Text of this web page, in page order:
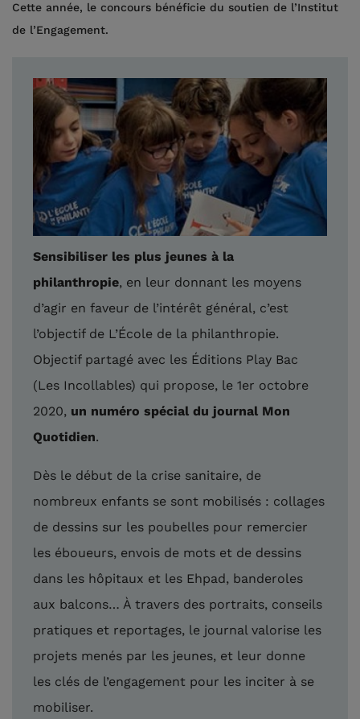
Cette année, le concours bénéficie du soutien de l’Institut
de l’Engagement.
Sensibiliser les plus jeunes à la
philanthropie, en leur donnant les moyens
d’agir en faveur de l’intérêt général, c’est
l’objectif de L’École de la philanthropie.
Objectif partagé avec les Éditions Play Bac
(Les Incollables) qui propose, le 1er octobre
2020, un numéro spécial du journal Mon
Quotidien.
Dès le début de la crise sanitaire, de
nombreux enfants se sont mobilisés : collages
de dessins sur les poubelles pour remercier
les éboueurs, envois de mots et de dessins
dans les hôpitaux et les Ehpad, banderoles
aux balcons… À travers des portraits, conseils
pratiques et reportages, le journal valorise les
projets menés par les jeunes, et leur donne
les clés de l’engagement pour les inciter à se
mobiliser.